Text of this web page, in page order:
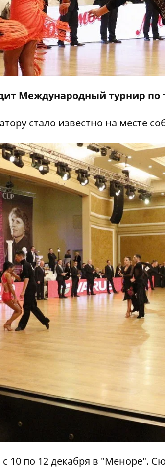
Международный турнир
стало известно на месте
с 10 по 12 декабря в "Меноре".